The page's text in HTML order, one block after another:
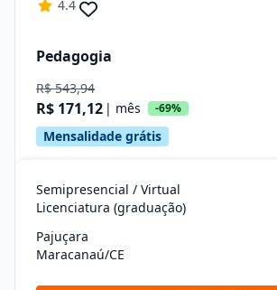
4.4
Pedagogia
R$ 543,94
R$ 171,12 | mês -69%
Mensalidade grátis
Semipresencial / Virtual
Licenciatura (graduação)
Pajuçara
Maracanaú/CE